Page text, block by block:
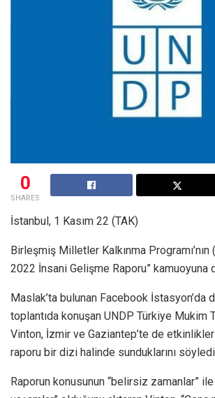
0
SHARES
İstanbul, 1 Kasım 22 (TAK)
Birleşmiş Milletler Kalkınma Programı’nın
2022 İnsani Gelişme Raporu” kamuoyuna
Maslak’ta bulunan Facebook İstasyon’da
toplantıda konuşan UNDP Türkiye
Vinton, İzmir ve Gaziantep’te de
raporu bir dizi halinde sunduklarını
Raporun konusunun “belirsiz zamanlar”